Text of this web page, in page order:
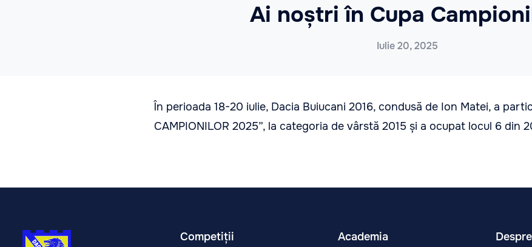
Ai noștri în Cupa
Iulie 20, 2025
În perioada 18-20 iulie, Dacia Buiucani 2016, condusă de Ion Matei, a
CAMPIONILOR 2025”, la categoria de vârstă 2015 și a ocupat locul 6 din
Competiții Academia Despre